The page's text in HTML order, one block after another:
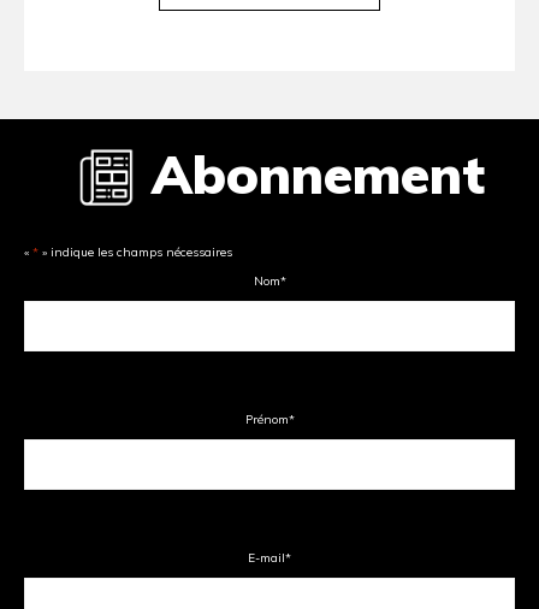
Abonnement
« * » indique les champs nécessaires
Nom*
Prénom*
E-mail*